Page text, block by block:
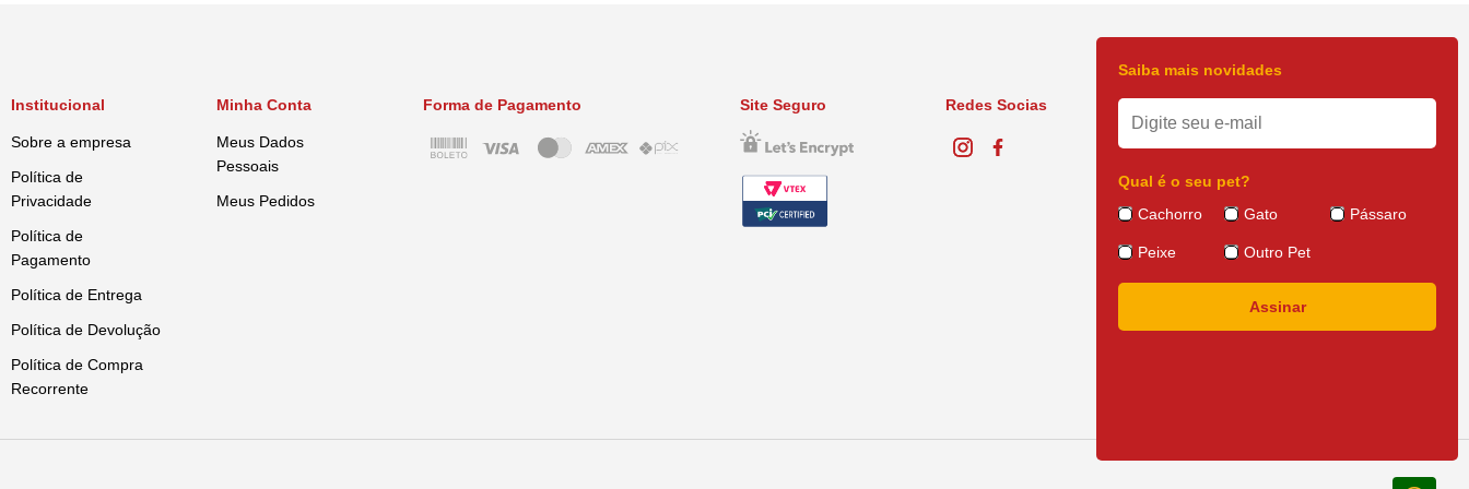
Institucional
Sobre a empresa
Política de
Privacidade
Política de
Pagamento
Política de Entrega
Política de Devolução
Política de Compra
Recorrente
Minha Conta
Meus Dados
Pessoais
Meus Pedidos
Forma de Pagamento Site Seguro Redes Socias
Saiba mais novidades
Qual é o seu pet?
Cachorro
Gato Pássaro
Peixe Outro Pet